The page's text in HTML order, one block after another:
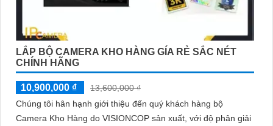
LẮP BỘ CAMERA KHO HÀNG GÍA RẺ SẮC NÉT
CHÍNH HÃNG
10,900,000 ₫
13,600,000 ₫
Chúng tôi hân hạnh giới thiệu đến quý khách hàng bộ
Camera Kho Hàng do VISIONCOP sản xuất, với độ phân giải